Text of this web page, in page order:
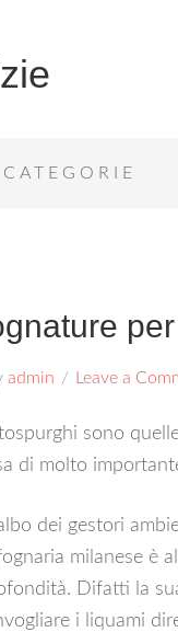
CATEGORIE
admin Leave a
sono
di molto
dei gestori
milanese è
Difatti la
i liquami